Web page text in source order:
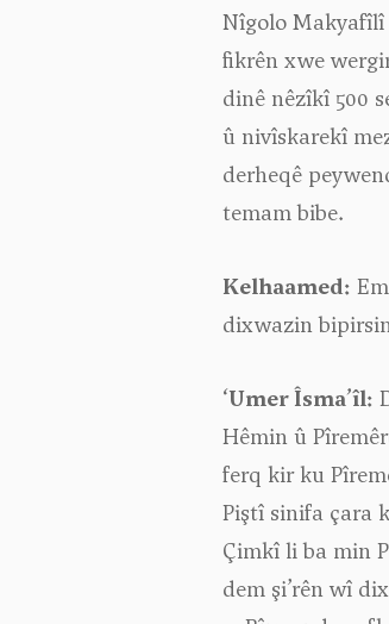
Nîgolo Makyafîlî
fikrên xwe
dinê nêzîkî 500
û nivîskarekî
derheqê
temam bibe.
Kelhaamed:
dixwazin
‘Umer Îsma’îl:
Hêmin û
ferq kir ku
Piştî sinifa çara
Çimkî li ba min
dem şi’rên wî